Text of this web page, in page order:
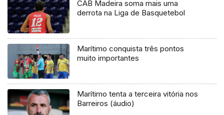
CAB Madeira soma mais uma
derrota na Liga de Basquetebol
Marítimo conquista três pontos
muito importantes
Marítimo tenta a terceira vitória nos
Barreiros (áudio)